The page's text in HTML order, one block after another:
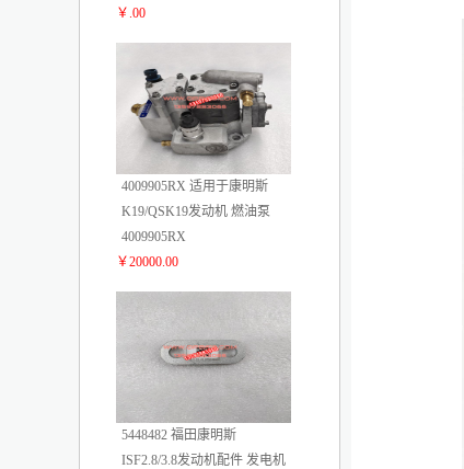
￥.00
4009905RX 适用于康明斯
K19/QSK19发动机 燃油泵
4009905RX
￥20000.00
5448482 福田康明斯
ISF2.8/3.8发动机配件 发电机